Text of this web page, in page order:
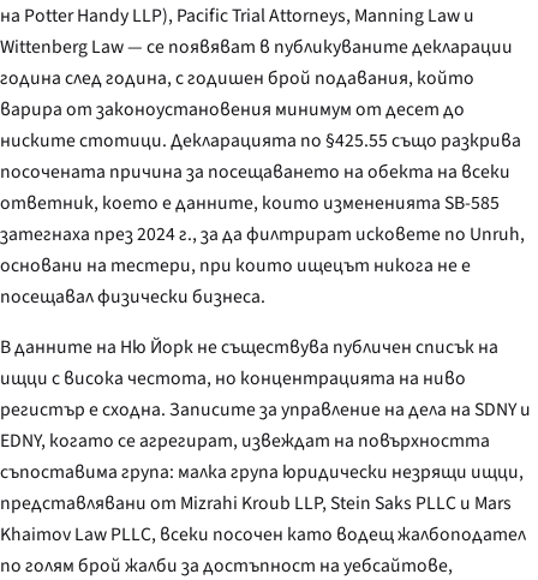
на Potter Handy LLP), Pacific Trial Attorneys, Manning Law и
Wittenberg Law — се появяват в публикуваните декларации
година след година, с годишен брой подавания, който
варира от законоустановения минимум от десет до
ниските стотици. Декларацията по §425.55 също разкрива
посочената причина за посещаването на обекта на всеки
ответник, което е данните, които измененията SB-585
затегнаха през 2024 г., за да филтрират исковете по Unruh,
основани на тестери, при които ищецът никога не е
посещавал физически бизнеса.
В данните на Ню Йорк не съществува публичен списък на
ищци с висока честота, но концентрацията на ниво
регистър е сходна. Записите за управление на дела на SDNY и
EDNY, когато се агрегират, извеждат на повърхността
съпоставима група: малка група юридически незрящи ищци,
представлявани от Mizrahi Kroub LLP, Stein Saks PLLC и Mars
Khaimov Law PLLC, всеки посочен като водещ жалбоподател
по голям брой жалби за достъпност на уебсайтове,